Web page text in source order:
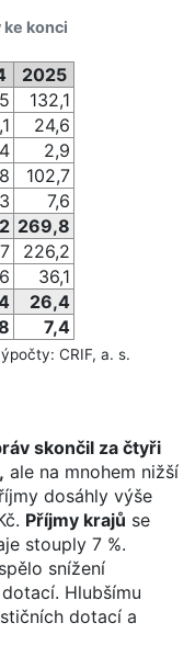
ke konci
2025
132,1
24,6
2,9
102,7
7,6
269,8
226,2
36,1
26,4
7,4
CRIF, a. s.
skončil za čtyři
ale na mnohem nižší
dosáhly výše
Příjmy krajů se
stouply 7 %.
snížení
Hlubšímu
dotací a